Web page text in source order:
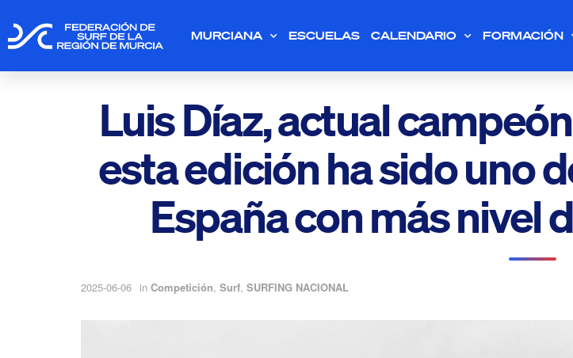
MURCIANA ESCUELAS CALENDARIO FORMACIÓN
Luis Díaz, actual
esta edición ha sido uno
España con más nivel
2025-06-06 in Competición, Surf, SURFING NACIONAL